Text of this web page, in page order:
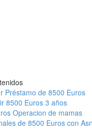
Préstamo de 8500 Euros
8500 Euros 3 años
Operacion de mamas
de 8500 Euros con